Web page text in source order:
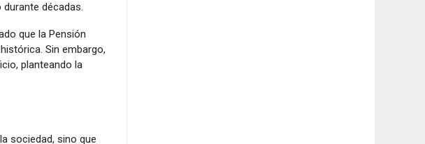
décadas.
que la Pensión
Sin embargo,
planteando la
sociedad, sino que